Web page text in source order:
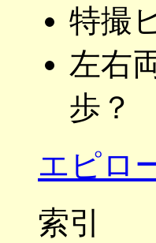
特撮
左右
歩？
エピロ
索引